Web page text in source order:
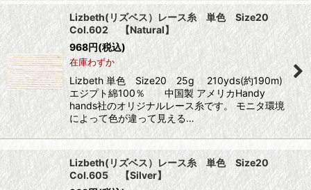
Lizbeth(リズベス）レース糸 単色 Size20
Col.602 【Natural】
968円(税込)
在庫わずか
Lizbeth 単色 Size20 25g 210yds(約190m)
エジプト綿100％ 中国製 アメリカHandy
hands社のオリジナルレース糸です。 モニタ環境
によって色が違って見える…
Lizbeth(リズベス）レース糸 単色 Size20
Col.605 【Silver】